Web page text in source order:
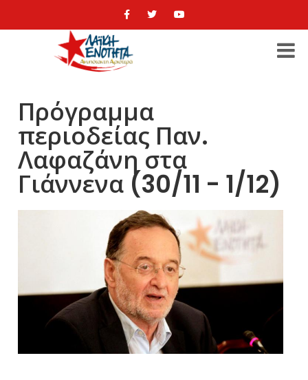
Πρόγραμμα
περιοδείας Παν.
Λαφαζάνη στα
Γιάννενα (30/11 - 1/12)